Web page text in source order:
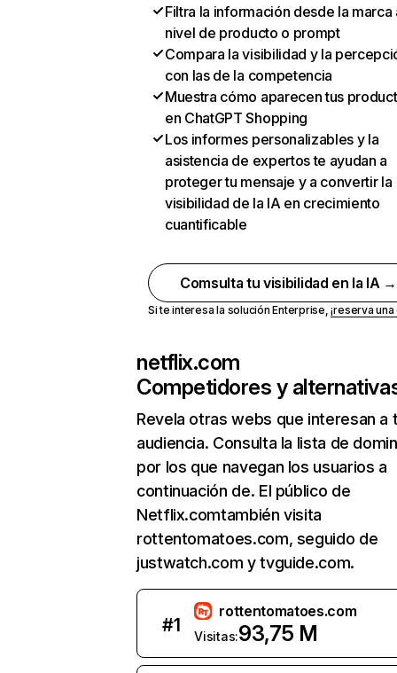
Filtra la información desde la marca
nivel de producto o prompt
Compara la visibilidad y la
con las de la competencia
Muestra cómo aparecen tus
en ChatGPT Shopping
Los informes personalizables y la
asistencia de expertos te ayudan a
proteger tu mensaje y a convertir la
visibilidad de la IA en crecimiento
cuantificable
Comsulta tu visibilidad en la IA →
Si te interesa la solución Enterprise,¡reserva
netflix.com
Competidores y
Revela otras webs que interesan a
audiencia. Consulta la lista de
por los que navegan los usuarios a
continuación de. El público de
Netflix.comtambién visita
rottentomatoes.com, seguido de
justwatch.com y tvguide.com.
#1
rottentomatoes.com
Visitas:93,75 M